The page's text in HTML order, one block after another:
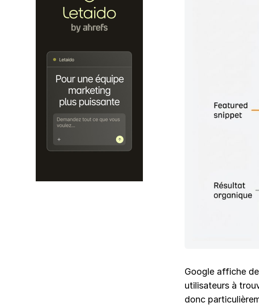
Google affiche
utilisateurs à
donc